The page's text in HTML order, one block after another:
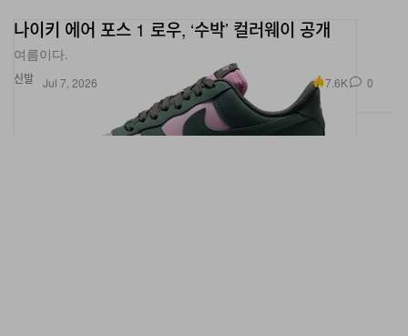
신발
나이키 에어 포스 1 로우, ‘수박’ 컬러웨이 공개
여름이다.
Jul 7, 2026 7.6K 0